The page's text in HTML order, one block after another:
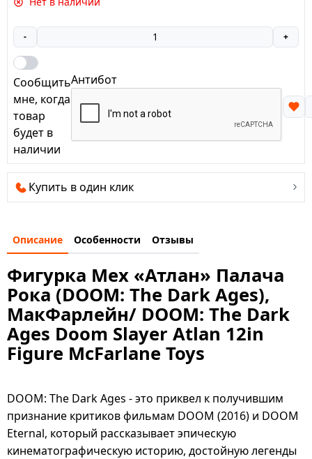
- +
Сообщить
мне, когда
товар
будет в
наличии
Антибот
Купить в один клик
Описание Особенности Отзывы
Фигурка Мех «Атлан» Палача
Рока (DOOM: The Dark Ages),
МакФарлейн/ DOOM: The Dark
Ages Doom Slayer Atlan 12in
Figure McFarlane Toys
DOOM: The Dark Ages - это приквел к получившим
признание критиков фильмам DOOM (2016) и DOOM
Eternal, который рассказывает эпическую
кинематографическую историю, достойную легенды